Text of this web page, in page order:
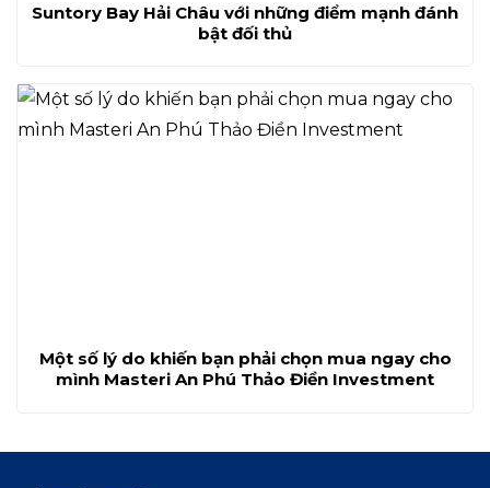
Suntory Bay Hải Châu với những điểm mạnh đánh
bật đối thủ
Một số lý do khiến bạn phải chọn mua ngay cho
mình Masteri An Phú Thảo Điền Investment